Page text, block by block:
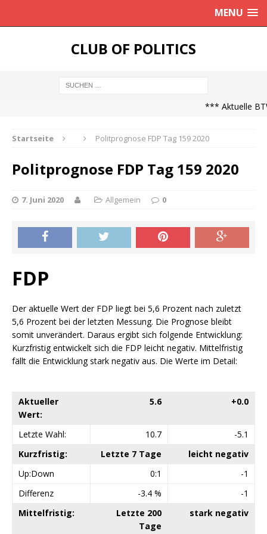
MENU
CLUB OF POLITICS
*** Aktuelle
Startseite Politprognose FDP Tag 159 2020
Politprognose FDP Tag 159 2020
7. Juni 2020 Allgemein 0
FDP
Der aktuelle Wert der FDP liegt bei 5,6 Prozent nach zuletzt
5,6 Prozent bei der letzten Messung. Die Prognose bleibt
somit unverändert. Daraus ergibt sich folgende Entwicklung:
Kurzfristig entwickelt sich die FDP leicht negativ. Mittelfristig
fällt die Entwicklung stark negativ aus. Die Werte im Detail:
Aktueller
Wert:
5.6 +0.0
Letzte Wahl: 10.7
-5.1
Kurzfristig:
Letzte 7 Tage
leicht negativ
Up:Down
0:1
-1
Differenz
-3.4 %
-1
Mittelfristig:
Letzte 200
Tage
stark negativ